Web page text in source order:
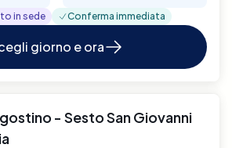
in sede Conferma immediata
giorno e ora
- Sesto San Giovanni